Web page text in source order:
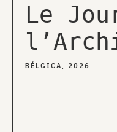
Le
BÉLGICA, 2026